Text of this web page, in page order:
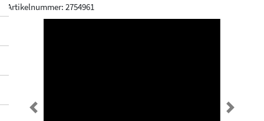
Artikelnummer: 2754961
Previous Next